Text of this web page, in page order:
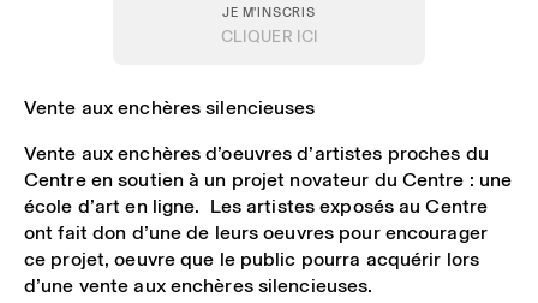
JE M'INSCRIS
CLIQUER ICI
Vente aux enchères silencieuses
Vente aux enchères d’oeuvres d’artistes proches du
Centre en soutienà un projet novateur du Centre : une
école d’art en ligne. Les artistes exposés au Centre
ont fait don d’une de leurs oeuvres pour encourager
ce projet, oeuvre que le public pourra acquérir lors
d’une vente auxenchères silencieuses.